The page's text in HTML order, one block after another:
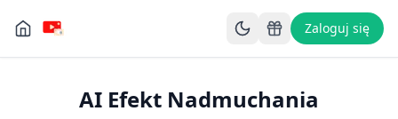
Zaloguj się
AI Efekt Nadmuchania